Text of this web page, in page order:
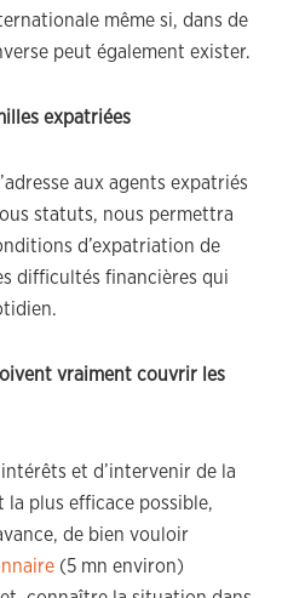
même si, dans de
peut également exister.
expatriées
aux agents expatriés
statuts, nous permettra
d’expatriation de
difficultés financières qui
vraiment couvrir les
et d’intervenir de la
plus efficace possible,
de bien vouloir
(5 mn environ)